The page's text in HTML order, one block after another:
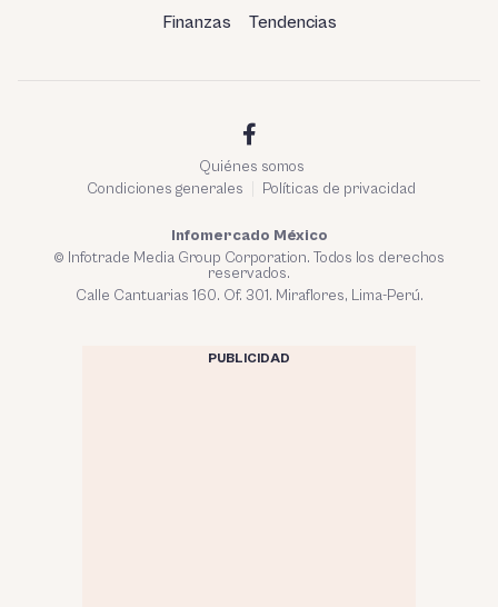
Finanzas Tendencias
Quiénes somos
Condiciones generales
Políticas de privacidad
Infomercado México
© Infotrade Media Group Corporation. Todos los derechos
reservados.
Calle Cantuarias 160. Of. 301. Miraflores, Lima-Perú.
PUBLICIDAD